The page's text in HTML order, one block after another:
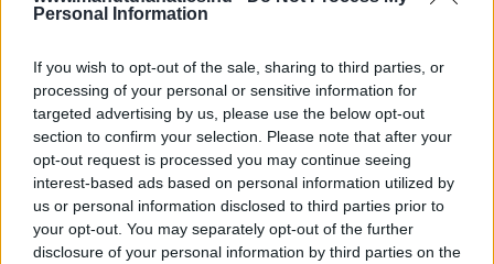
Personal Information
If you wish to opt-out of the sale, sharing to third parties, or
processing of your personal or sensitive information for
targeted advertising by us, please use the below opt-out
section to confirm your selection. Please note that after your
opt-out request is processed you may continue seeing
interest-based ads based on personal information utilized by
us or personal information disclosed to third parties prior to
your opt-out. You may separately opt-out of the further
disclosure of your personal information by third parties on the